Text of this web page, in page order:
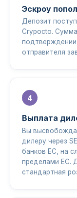
Эскроу
Депозит
Crypocto. Сумма
отправителя
Выплата
Вы
дилеру через
банков ЕС, на
пределами ЕС.
стандартная